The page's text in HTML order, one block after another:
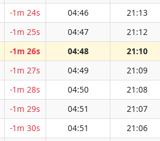
-1m 24s 04:46 21:13
-1m 25s 04:47 21:12
-1m 26s 04:48 21:10
-1m 27s 04:49 21:09
-1m 28s 04:50 21:08
-1m 29s 04:51 21:07
-1m 30s 04:51 21:06